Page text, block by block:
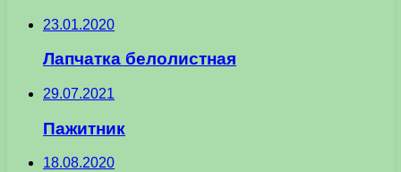
23.01.2020
Лапчатка белолистная
29.07.2021
Пажитник
18.08.2020